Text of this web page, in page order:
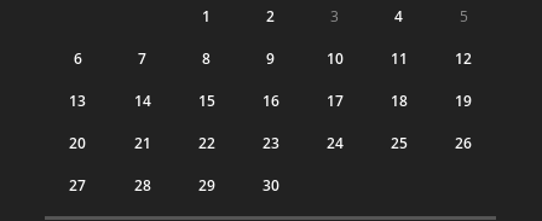
1 2 3 4 5
6 7 8 9 10 11 12
13 14 15 16 17 18 19
20 21 22 23 24 25 26
27 28 29 30